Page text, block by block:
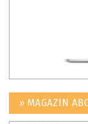
» MAGAZIN